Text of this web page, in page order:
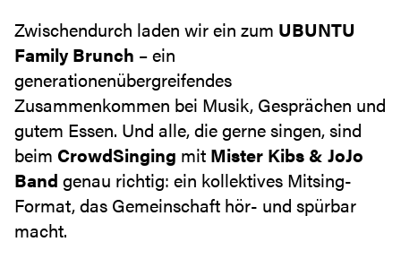
Zwischendurch laden wir ein zum UBUNTU
Family Brunch – ein
generationenübergreifendes
Zusammenkommen bei Musik, Gesprächen und
gutem Essen. Und alle, die gerne singen, sind
beim CrowdSinging mit Mister Kibs & JoJo
Band genau richtig: ein kollektives Mitsing-
Format, das Gemeinschaft hör- und spürbar
macht.